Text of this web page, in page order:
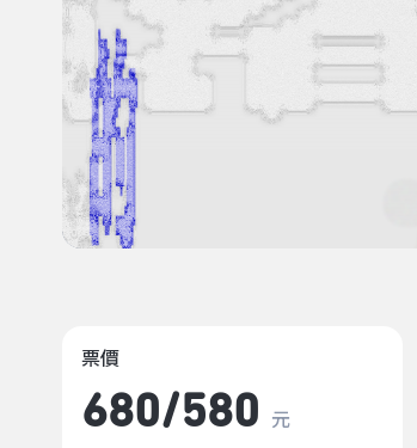
票價
680/​580 元